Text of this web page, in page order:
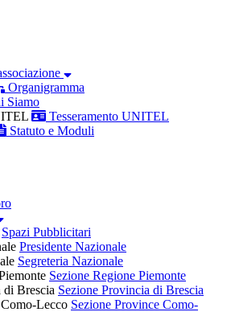
Organigramma
Siamo
Tesseramento UNITEL
Statuto e Moduli
Spazi Pubblicitari
Presidente Nazionale
Segreteria Nazionale
Sezione Regione Piemonte
di Brescia Sezione Provincia di Brescia
Lecco Sezione Province Como-